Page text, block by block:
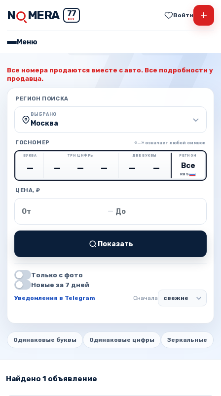
N MERA 77
RUS
Войти +
Меню
Все номера продаются вместе с авто. Все подробности у
продавца.
РЕГИОН ПОИСКА
ВЫБРАНО
Москва
ГОСНОМЕР «—» означает любой символ
БУКВА ТРИ ЦИФРЫ ДВЕ БУКВЫ РЕГИОН
RUS
ЦЕНА, ₽
Цена от — Цена до
Показать
Только с фото
Новые за 7 дней
Уведомления в Telegram Сначала
Одинаковые буквы Одинаковые цифры Зеркальные
Найдено 1 объявление